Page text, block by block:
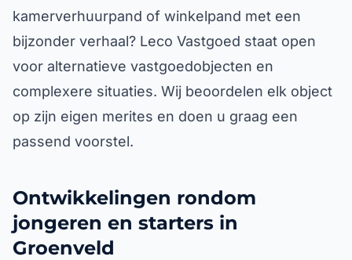
kamerverhuurpand of winkelpand met een
bijzonder verhaal? Leco Vastgoed staat open
voor alternatieve vastgoedobjecten en
complexere situaties. Wij beoordelen elk object
op zijn eigen merites en doen u graag een
passend voorstel.
Ontwikkelingen rondom
jongeren en starters in
Groenveld